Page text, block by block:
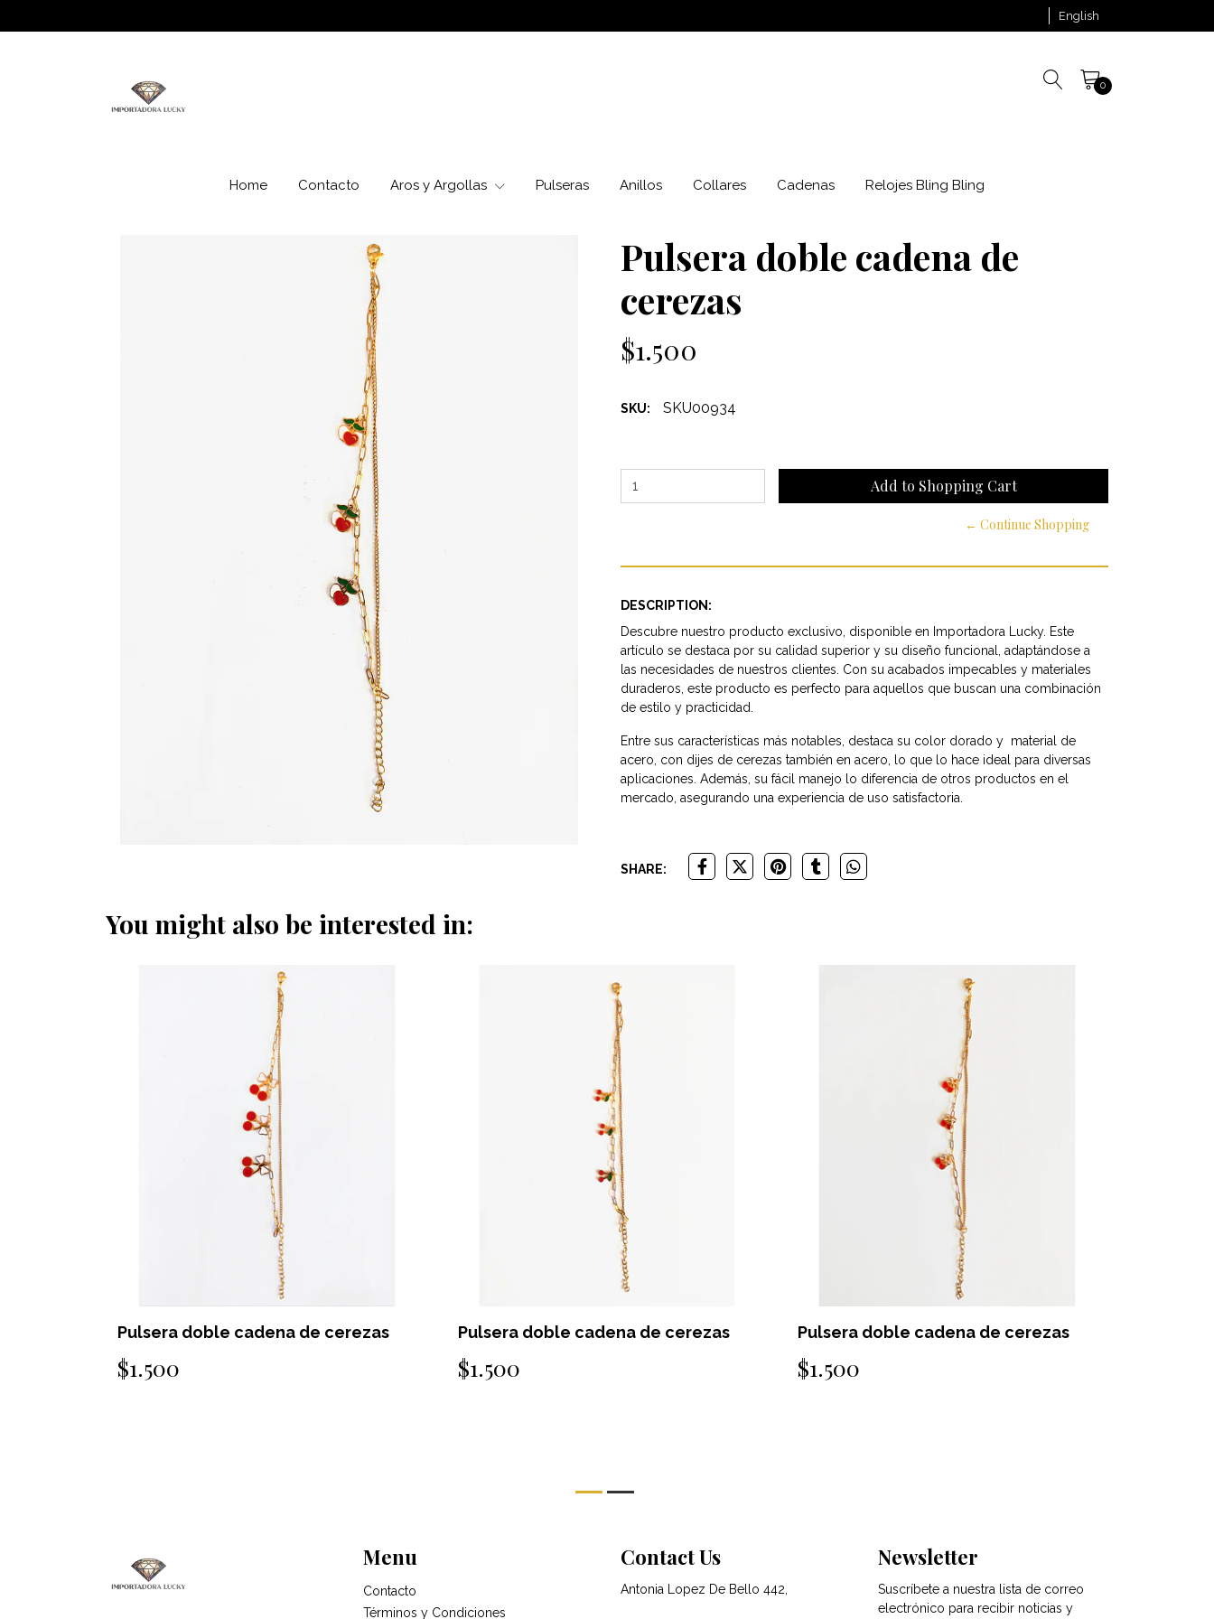
English
0
Home Contacto Aros y Argollas Pulseras Anillos Collares Cadenas Relojes Bling Bling
Pulsera doble cadena de
cerezas
$1.500
SKU: SKU00934
← Continue Shopping
DESCRIPTION:
Descubre nuestro producto exclusivo, disponible en Importadora Lucky. Este
artículo se destaca por su calidad superior y su diseño funcional, adaptándose a
las necesidades de nuestros clientes. Con su acabados impecables y materiales
duraderos, este producto es perfecto para aquellos que buscan una combinación
de estilo y practicidad.
Entre sus características más notables, destaca su color dorado y material de
acero, con dijes de cerezas también en acero, lo que lo hace ideal para diversas
aplicaciones. Además, su fácil manejo lo diferencia de otros productos en el
mercado, asegurando una experiencia de uso satisfactoria.
SHARE:
You might also be interested in:
Pulsera doble cadena de cerezas
$1.500
Pulsera doble cadena de cerezas
$1.500
Pulsera de Flor en acero
$1.500
Menu
Contacto
Términos y Condiciones
Contact Us
Antonia Lopez De Bello 442,
Newsletter
Suscríbete a nuestra lista de correo
electrónico para recibir noticias y